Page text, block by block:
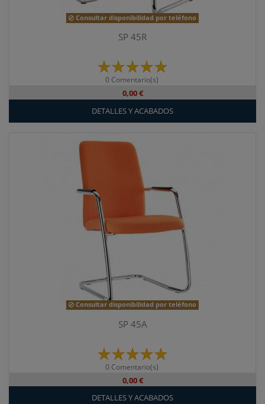
Consultar disponibilidad por teléfono
SP 45R
0 Comentario(s)
0,00 €
DETALLES Y ACABADOS
Consultar disponibilidad por teléfono
SP 45A
0 Comentario(s)
0,00 €
DETALLES Y ACABADOS